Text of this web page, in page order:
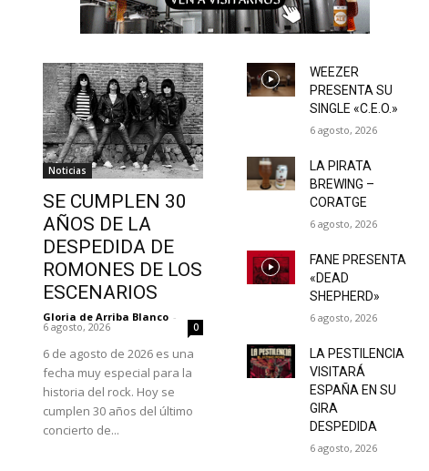
Noticias
SE CUMPLEN 30
AÑOS DE LA
DESPEDIDA DE
ROMONES DE LOS
ESCENARIOS
Gloria de Arriba Blanco -
6 agosto, 2026 0
6 de agosto de 2026 es una
fecha muy especial para la
historia del rock. Hoy se
cumplen 30 años del último
concierto de...
WEEZER
PRESENTA SU
SINGLE «C.E.O.»
6 agosto, 2026
LA PIRATA
BREWING –
CORATGE
6 agosto, 2026
FANE PRESENTA
«DEAD
SHEPHERD»
6 agosto, 2026
LA PESTILENCIA
VISITARÁ
ESPAÑA EN SU
GIRA
DESPEDIDA
6 agosto, 2026